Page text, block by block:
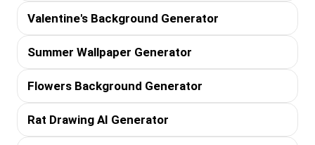
Valentine's Background Generator
Summer Wallpaper Generator
Flowers Background Generator
Rat Drawing AI Generator